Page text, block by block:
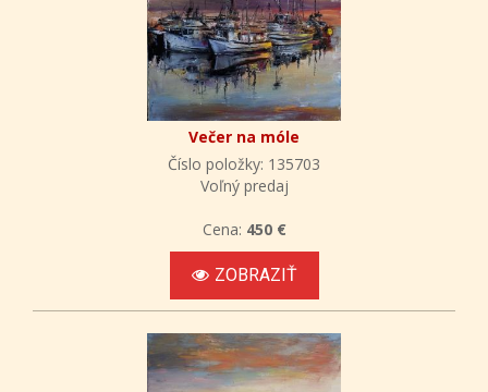
Večer na móle
Číslo položky: 135703
Voľný predaj
Cena: 450 €
ZOBRAZIŤ